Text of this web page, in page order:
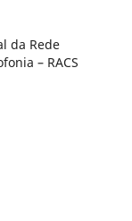
da Rede
– RACS